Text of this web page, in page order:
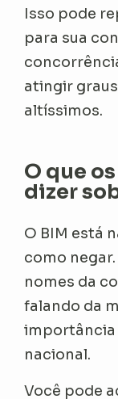
Isso pode
para sua
atingir
altíssimos.
O que
dizer
O BIM está
como
nomes da
falando da
importância
nacional.
Você pode